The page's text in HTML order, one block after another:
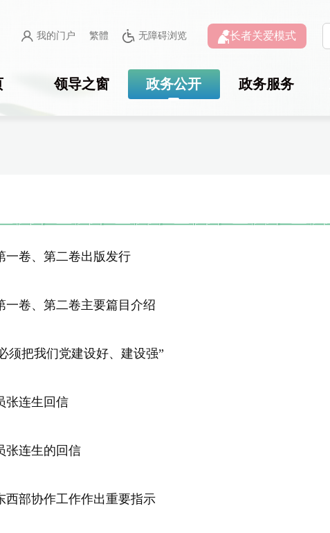
我的门户 繁體 无障碍浏览 长者关爱模式
领导之窗 政务公开 政务服务
一卷、第二卷出版发行
一卷、第二卷主要篇目介绍
须把我们党建设好、建设强”
张连生回信
张连生的回信
西部协作工作作出重要指示